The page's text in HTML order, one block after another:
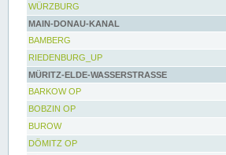
WÜRZBURG
MAIN-DONAU-KANAL
BAMBERG
RIEDENBURG_UP
MÜRITZ-ELDE-WASSERSTRASSE
BARKOW OP
BOBZIN OP
BUROW
DÖMITZ OP